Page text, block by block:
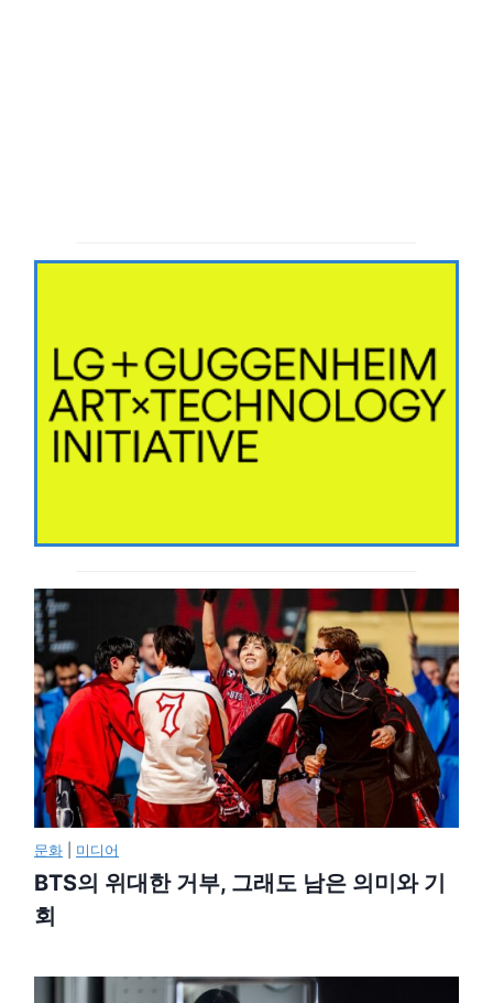
문화 미디어
BTS의 위대한 거부, 그래도 남은 의미와 기
회